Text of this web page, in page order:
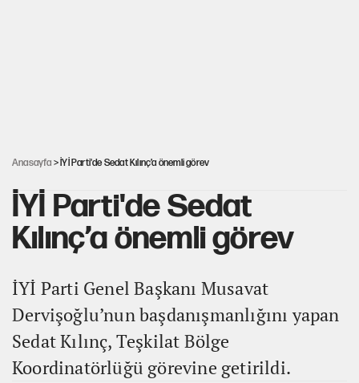
Anasayfa > İYİ Parti'de Sedat Kılınç’a önemli görev
İYİ Parti'de Sedat
Kılınç’a önemli görev
İYİ Parti Genel Başkanı Musavat
Dervişoğlu’nun başdanışmanlığını yapan
Sedat Kılınç, Teşkilat Bölge
Koordinatörlüğü görevine getirildi.